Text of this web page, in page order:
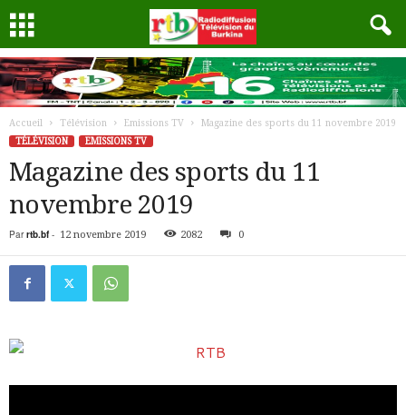
Accueil Télévision Emissions TV
Magazine des sports du 11 novembre 2019
TÉLÉVISION
EMISSIONS TV
Magazine des sports du 11
novembre 2019
Par rtb.bf- 12 novembre 2019 2082 0